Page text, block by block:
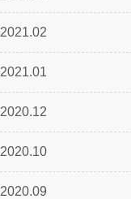
2021.02
2021.01
2020.12
2020.10
2020.09